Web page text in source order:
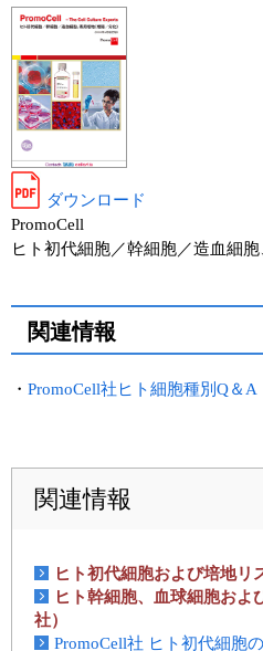
ダウンロード
PromoCell
ヒト初代細胞／幹細胞／造血細
関連情報
・ PromoCell社ヒト細胞種別Q＆A
関連情報
ヒト初代細胞および培地リ
ヒト幹細胞、血球細胞およ
社）
PromoCell社 ヒト初代細胞